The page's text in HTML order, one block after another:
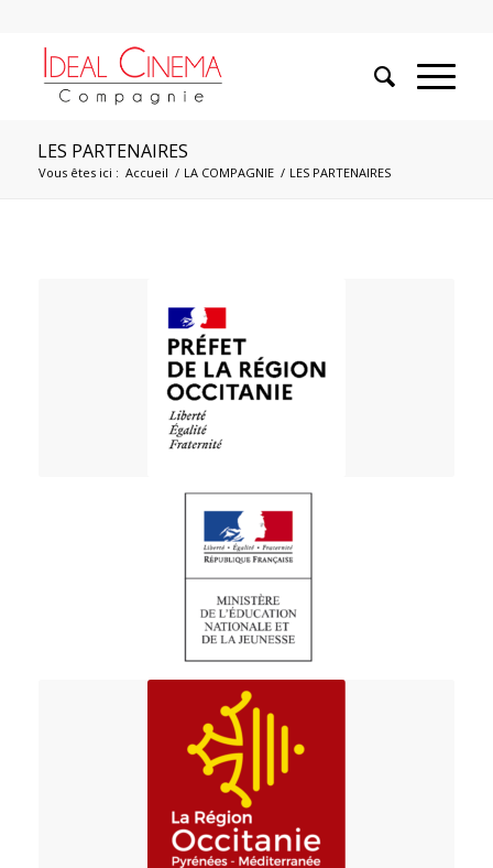
LES PARTENAIRES
Vous êtes ici : Accueil / LA COMPAGNIE / LES PARTENAIRES